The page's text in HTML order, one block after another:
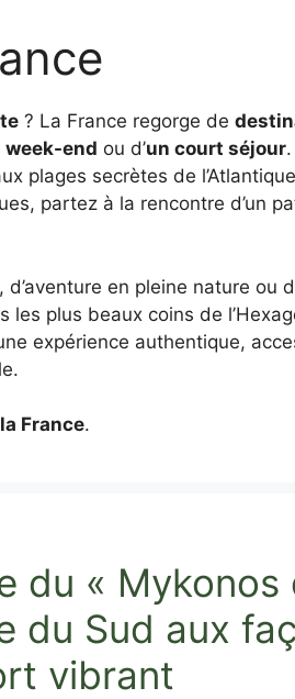
? La France regorge de
week-end ou d’un court séjour
plages secrètes de
partez à la rencontre d’un
en pleine nature ou
plus beaux coins de
expérience authentique,
France.
du « Mykonos
du Sud aux
vibrant